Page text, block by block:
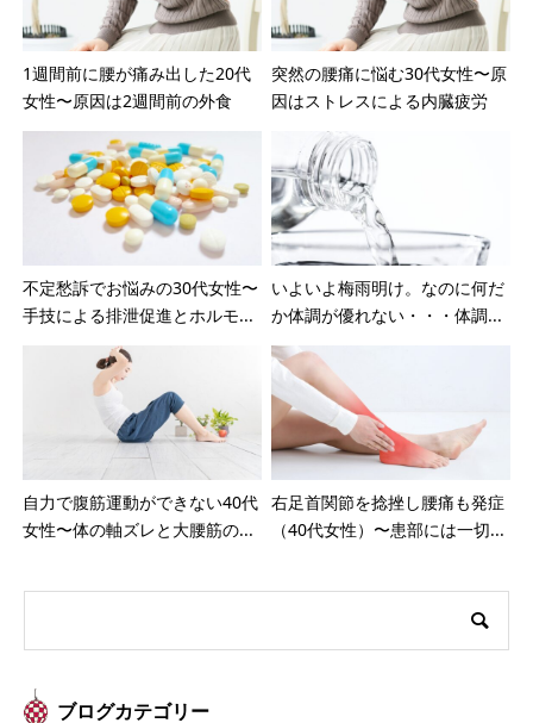
1週間前に腰が痛み出した20代
女性〜原因は2週間前の外食
突然の腰痛に悩む30代女性〜原
因はストレスによる内臓疲労
不定愁訴でお悩みの30代女性〜
手技による排泄促進とホルモ...
いよいよ梅雨明け。なのに何だ
か体調が優れない・・・体調...
自力で腹筋運動ができない40代
女性〜体の軸ズレと大腰筋の...
右足首関節を捻挫し腰痛も発症
（40代女性）〜患部には一切...
ブログカテゴリー